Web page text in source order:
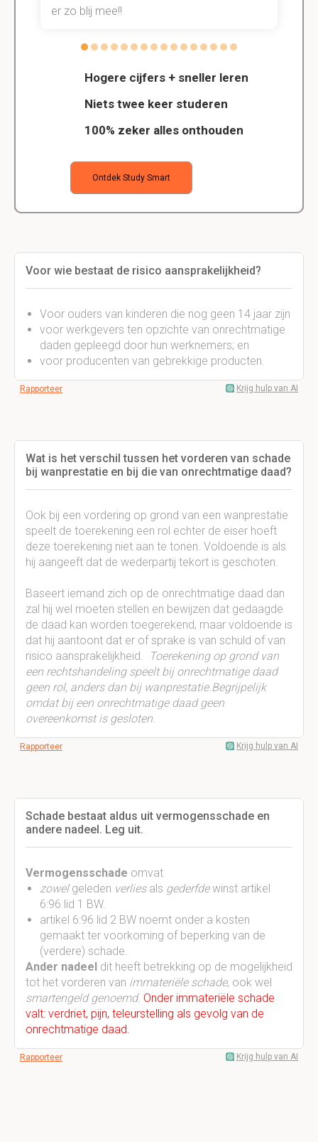
Hogere cijfers + sneller leren
Niets twee keer studeren
100% zeker alles onthouden
Ontdek Study Smart
er zo blij mee!!
Voor wie bestaat de risico aansprakelijkheid?
Voor ouders van kinderen die nog geen 14 jaar zijn
voor werkgevers ten opzichte van onrechtmatige
daden gepleegd door hun werknemers; en
voor producenten van gebrekkige producten.
Rapporteer Krijg hulp van AI
Wat is het verschil tussen het vorderen van schade
bij wanprestatie en bij die van onrechtmatige daad?
Ook bij een vordering op grond van een wanprestatie
speelt de toerekening een rol echter de eiser hoeft
deze toerekening niet aan te tonen. Voldoende is als
hij aangeeft dat de wederpartij tekort is geschoten.
Baseert iemand zich op de onrechtmatige daad dan
zal hij wel moeten stellen en bewijzen dat gedaagde
de daad kan worden toegerekend, maar voldoende is
dat hij aantoont dat er of sprake is van schuld of van
risico aansprakelijkheid.
Toerekening op grond van
een rechtshandeling speelt bij onrechtmatige daad
geen rol, anders dan bij wanprestatie.Begrijpelijk
omdat bij een onrechtmatige daad geen
overeenkomst is gesloten.
Rapporteer Krijg hulp van AI
Schade bestaat aldus uit vermogensschade en
andere nadeel. Leg uit.
Vermogensschade omvat
zowelgeleden verliesals gederfdewinst artikel
6:96 lid 1 BW.
artikel 6:96 lid 2 BW noemt onder a kosten
gemaakt ter voorkoming of beperking van de
(verdere) schade.
Ander nadeel dit heeft betrekking op de mogelijkheid
tot het vorderen van immateriële schade, ook wel
smartengeld genoemd. Onder immateriële schade
valt: verdriet, pijn, teleurstelling als gevolg van de
onrechtmatige daad.
Rapporteer Krijg hulp van AI